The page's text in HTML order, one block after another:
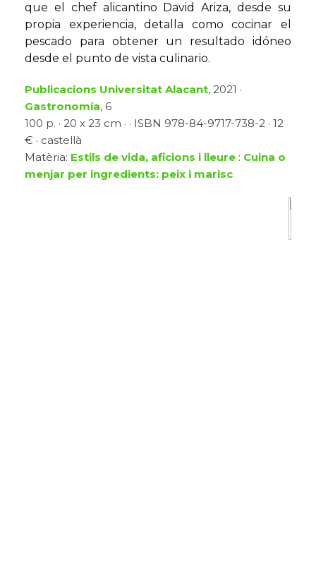
que el chef alicantino David Ariza, desde su
propia experiencia, detalla como cocinar el
pescado para obtener un resultado idóneo
desde el punto de vista culinario.
Publicacions Universitat Alacant, 2021 ·
Gastronomía, 6
100 p. · 20 x 23 cm · · ISBN 978-84-9717-738-2 · 12
€ · castellà
Matèria: Estils de vida, aficions i lleure : Cuina o
menjar per ingredients: peix i marisc